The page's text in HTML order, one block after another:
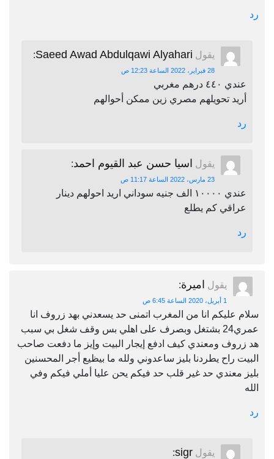
رد
يقول Saeed Awad Abdulqawi Alyahari
:
28 فبراير، 2022 الساعة 12:23 ص
عندي ٤٤٠ درهم مغربي
أريد تحويلهم مصري زين ممكن أحوالهم
رد
يقول اسيا حسن عبد القيوم احمد:
23 مارس، 2022 الساعة 11:17 ص
عندي ١٠٠٠٠ الف جنيه سوداني اريد احولهم دينار
عراقي كم يطلع
رد
يقول اميرة:
1 أبريل، 2020 الساعة 6:45 ص
سلام عليكم انا من المغرب اتمنى حد يسعدني بهد زروف انا
عمري24 بشتغل وبصرف على اهلي بس وقف شغل بي سبب
هد زروف ومعندي كيف ادفع إيجار البيت وإيز ما دفعت صاحب
البيت راح يطردنا بليز ساعدوني ولله ما بيظيع أجر المحسنين
بليز معندي حد غير قلب حد فيكم يحن عليا أملي فيكم وفي
الله
رد
يقول sigr
: